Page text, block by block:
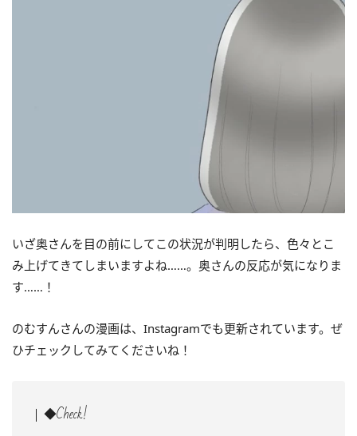
いざ奥さんを目の前にしてこの状況が判明したら、色々とこ
み上げてきてしまいますよね……。奥さんの反応が気になりま
す……！
のむすんさんの漫画は、Instagramでも更新されています。ぜ
ひチェックしてみてくださいね！
◆Check!